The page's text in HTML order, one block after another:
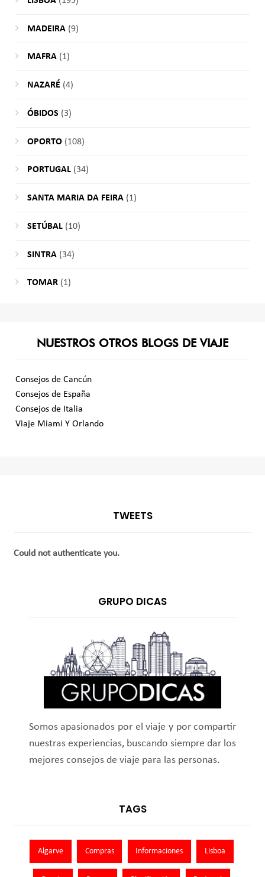
MADEIRA(9)
MAFRA(1)
NAZARÉ (4)
ÓBIDOS (3)
OPORTO(108)
PORTUGAL(34)
SANTA MARIA DA FEIRA(1)
SETÚBAL(10)
SINTRA(34)
TOMAR(1)
NUESTROS OTROS BLOGS DE VIAJE
Consejos de Cancún
Consejos de España
Consejos de Italia
Viaje Miami Y Orlando
TWEETS
Could not authenticate you.
GRUPO DICAS
Somos apasionados por el viaje y por compartir
nuestras experiencias, buscando siempre dar los
mejores consejos de viaje para las personas.
TAGS
Algarve Compras Informaciones Lisboa